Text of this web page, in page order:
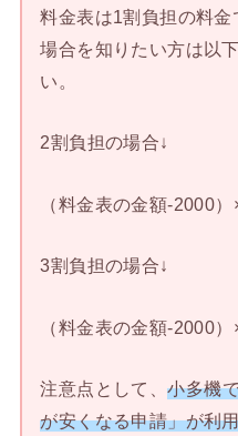
料金表は1割負担の料
場合を知りたい方は以
い。
2割負担の場合↓
（料金表の金額-2000
3割負担の場合↓
（料金表の金額-2000
注意点として、小多機
が安くなる申請」が利